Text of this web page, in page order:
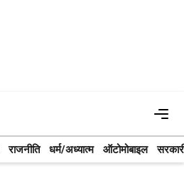
राजनीति धर्म/अध्यात्म ऑटोमोबाइल